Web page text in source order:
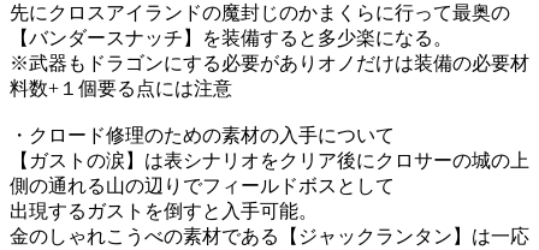
先にクロスアイランドの魔封じのかまくらに行って最奥の
【バンダースナッチ】を装備すると多少楽になる。
※武器もドラゴンにする必要がありオノだけは装備の必要材
料数+１個要る点には注意
・クロード修理のための素材の入手について
【ガストの涙】は表シナリオをクリア後にクロサーの城の上
側の通れる山の辺りでフィールドボスとして
出現するガストを倒すと入手可能。
金のしゃれこうべの素材である【ジャックランタン】は一応